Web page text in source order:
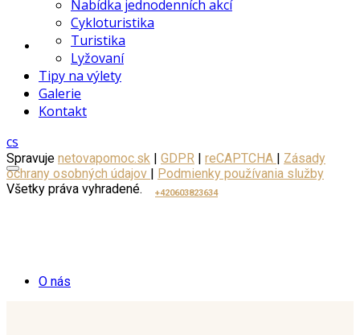
+420603823634
O nás
Nabídka jednodenních akcí
Cykloturistika
Turistika
Lyžovaní
Tipy na výlety
Galerie
Kontakt
cs
Spravuje netovapomoc.sk | GDPR | reCAPTCHA | Zásady
ochrany osobných údajov | Podmienky používania služby
Všetky práva vyhradené.